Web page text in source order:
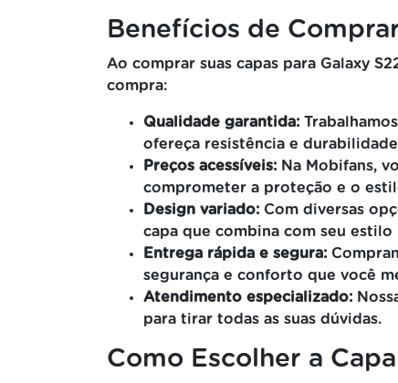
Benefícios de
Ao comprar suas capas para Galaxy
compra:
Qualidade garantida:
ofereça resistência e
Preços acessíveis: Na Mobifans,
comprometer a proteção e o
Design variado: Com diversas
capa que combina com seu
Entrega rápida e segura:
segurança e conforto que você
Atendimento especializado:
para tirar todas as suas dúvidas.
Como Escolher a